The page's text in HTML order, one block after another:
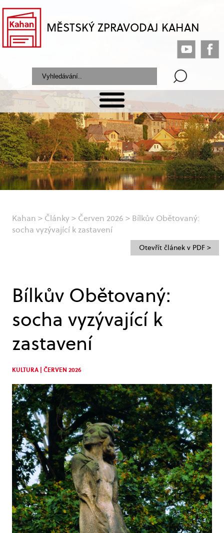
MĚSTSKÝ ZPRAVODAJ KAHAN
Kahan > Články> Červen 2026 > Bílkův Obětovaný:
socha vyzývající k zastavení
Bílkův Obětovaný:
socha vyzývající k
zastavení
KULTURA | ČERVEN 2026
Otevřít článek v PDF >